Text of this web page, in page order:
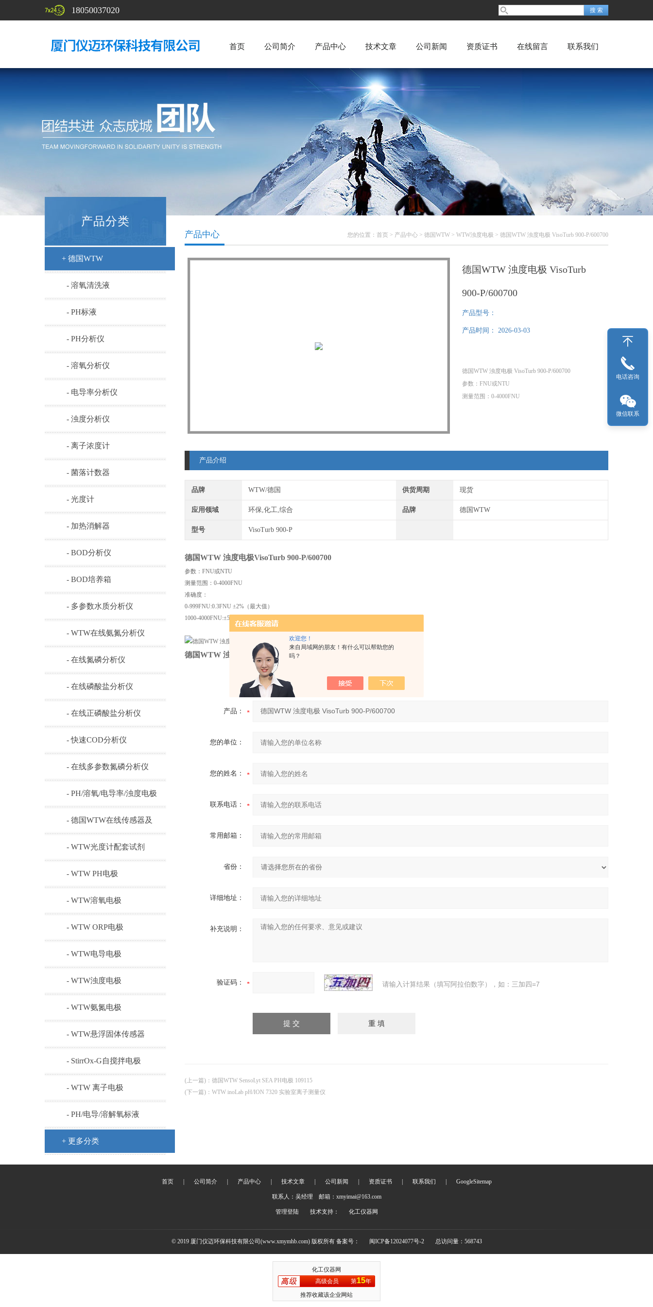
欢迎您！
来自局域网的朋友！有什么可以帮助您的
吗？
18050037020
首页 公司简介 产品中心 技术文章 公司新闻 资质证书 在线留言 联系我们
产品分类
+ 德国WTW
- 溶氧清洗液
- PH标液
- PH分析仪
- 溶氧分析仪
- 电导率分析仪
- 浊度分析仪
- 离子浓度计
- 菌落计数器
- 光度计
- 加热消解器
- BOD分析仪
- BOD培养箱
- 多参数水质分析仪
- WTW在线氨氮分析仪
- 在线氮磷分析仪
- 在线磷酸盐分析仪
- 在线正磷酸盐分析仪
- 快速COD分析仪
- 在线多参数氮磷分析仪
- PH/溶氧/电导率/浊度电极
- 德国WTW在线传感器及
耗材
- WTW光度计配套试剂
- WTW PH电极
- WTW溶氧电极
- WTW ORP电极
- WTW电导电极
- WTW浊度电极
- WTW氨氮电极
- WTW悬浮固体传感器
- StirrOx-G自搅拌电极
- WTW 离子电极
- PH/电导/溶解氧标液
+ 更多分类
您的位置： 首页 > 产品中心 > 德国WTW > WTW浊度电极 > 德国WTW 浊度电极 VisoTurb 900-P/600700
产品中心
德国WTW 浊度电极 VisoTurb
900-P/600700
产品型号：
产品时间： 2026-03-03
德国WTW 浊度电极 VisoTurb 900-P/600700
参数：FNU或NTU
测量范围：0-4000FNU
产品介绍
品牌 WTW/德国 供货周期 现货
应用领域 环保,化工,综合 品牌 德国WTW
型号 VisoTurb 900-P
德国WTW 浊度电极VisoTurb 900-P/600700
参数：FNU或NTU
测量范围：0-4000FNU
准确度：
0-999FNU:0.3FNU ±2%（最大值）
1000-4000FNU:±5%
德国WTW 浊度电极VisoTurb 900-P/600700
产品：
您的单位：
您的姓名：
联系电话：
常用邮箱：
省份：
详细地址：
补充说明：
验证码： 请输入计算结果（填写阿拉伯数字），如：三加四=7
(上一篇) ： 德国WTW SensoLyt SEA PH电极 109115
(下一篇) ： WTW inoLab pH/ION 7320 实验室离子测量仪
首页 公司简介 产品中心 技术文章 公司新闻 资质证书 联系我们 GoogleSitemap
联系人：吴经理 邮箱：xmyimai@163.com
管理登陆 技术支持： 化工仪器网
© 2019 厦门仪迈环保科技有限公司(www.xmymhb.com) 版权所有 备案号： 闽ICP备12024077号-2 总访问量：568743
电话咨询
微信联系
化工仪器网
高级会员
第15年
推荐收藏该企业网站